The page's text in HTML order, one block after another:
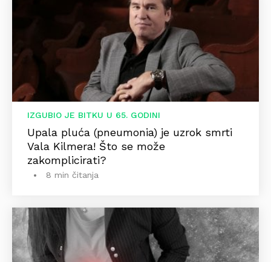
IZGUBIO JE BITKU U 65. GODINI
Upala pluća (pneumonia) je uzrok smrti
Vala Kilmera! Što se može
zakomplicirati?
8 min čitanja